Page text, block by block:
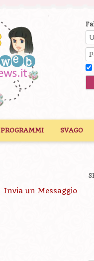
PROGRAMMI SVAGO
Invia un Messaggio